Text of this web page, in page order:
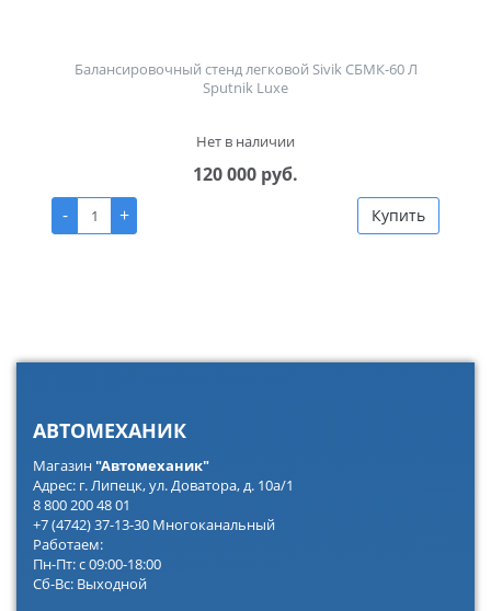
Балансировочный стенд легковой Sivik СБМК-60 Л
Sputnik Luxe
Нет в наличии
120 000 руб.
-
+ Купить
АВТОМЕХАНИК
Магазин"Автомеханик"
Адрес: г. Липецк, ул. Доватора, д. 10а/1
8 800 200 48 01
+7 (4742) 37-13-30 Многоканальный
Работаем:
Пн-Пт: с 09:00-18:00
Сб-Вс: Выходной